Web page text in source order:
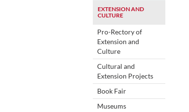
EXTENSION AND
CULTURE
Pro-Rectory of
Extension and
Culture
Cultural and
Extension Projects
Book Fair
Museums